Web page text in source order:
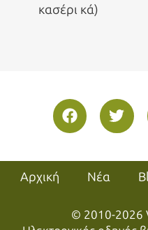
κασέρι κά)
Αρχική Νέα
© 2010-2026